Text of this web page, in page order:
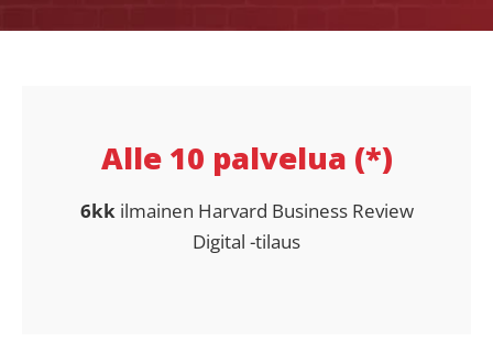
Alle 10 palvelua (*)
6kkilmainen Harvard Business Review
Digital -tilaus